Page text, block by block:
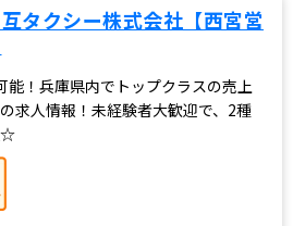
タクシー株式会社【西宮営
能！兵庫県内でトップクラスの売上
求人情報！未経験者大歓迎で、2種
☆